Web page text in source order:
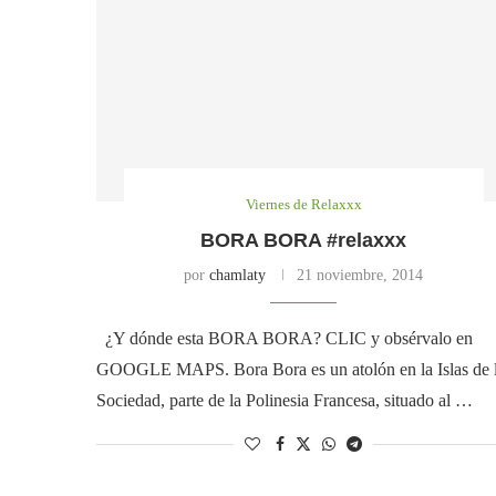
Viernes de Relaxxx
BORA BORA #relaxxx
porchamlaty 21 noviembre, 2014
¿Y dónde esta BORA BORA? CLIC y obsérvalo en
GOOGLE MAPS. Bora Bora es un atolón en la Islas de
Sociedad, parte de la Polinesia Francesa, situado al …